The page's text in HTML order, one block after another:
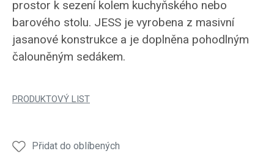
prostor k sezení kolem kuchyňského nebo
barového stolu. JESS je vyrobena z masivní
jasanové konstrukce a je doplněna pohodlným
čalouněným sedákem.
PRODUKTOVÝ LIST
Přidat do oblíbených